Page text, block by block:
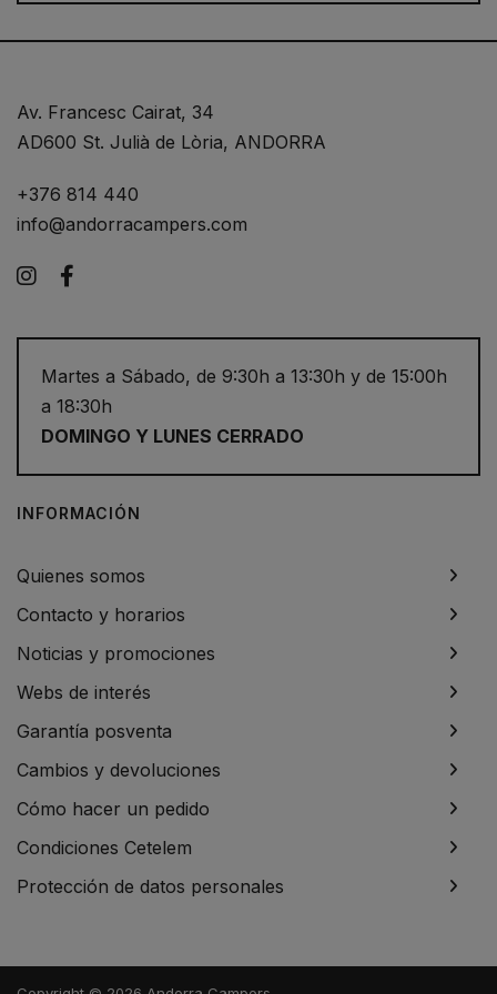
Av. Francesc Cairat, 34
AD600 St. Julià de Lòria, ANDORRA
+376 814 440
info@andorracampers.com
Instagram
Martes a Sábado, de 9:30h a 13:30h y de 15:00h
a 18:30h
DOMINGO Y LUNES CERRADO
INFORMACIÓN
Quienes somos
Contacto y horarios
Noticias y promociones
Webs de interés
Garantía posventa
Cambios y devoluciones
Cómo hacer un pedido
Condiciones Cetelem
Protección de datos personales